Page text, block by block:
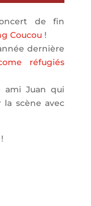
de fin
Coucou!
dernière
réfugiés
ami Juan qui
la scène avec